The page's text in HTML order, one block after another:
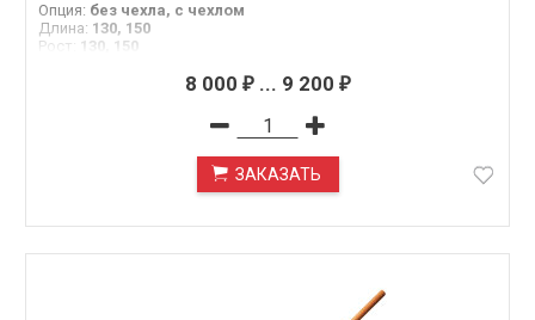
Опция: без чехла, с чехлом
Длина: 130, 150
Рост 130, 150
8 000 ₽... 9 200 ₽
ЗАКАЗАТЬ